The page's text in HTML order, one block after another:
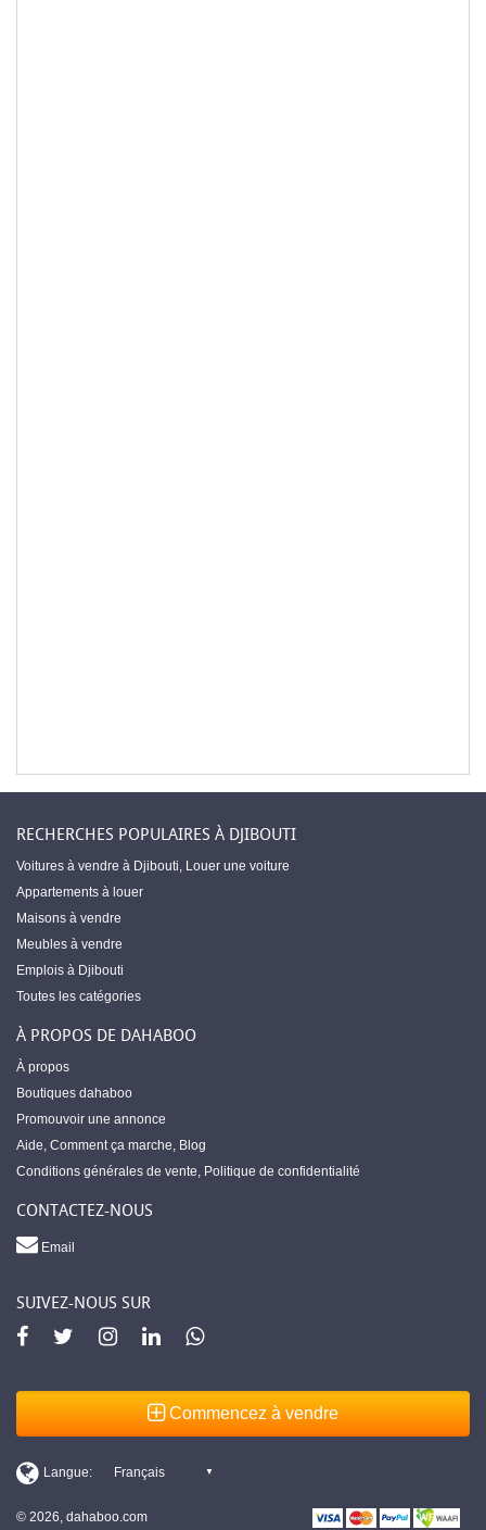
RECHERCHES POPULAIRES À DJIBOUTI
Voitures à vendre à Djibouti, Louer une voiture
Appartements à louer
Maisons à vendre
Meubles à vendre
Emplois à Djibouti
Toutes les catégories
À PROPOS DE DAHABOO
À propos
Boutiques dahaboo
Promouvoir une annonce
Aide, Comment ça marche, Blog
Conditions générales de vente, Politique de confidentialité
CONTACTEZ-NOUS
Email
SUIVEZ-NOUS SUR
Commencez à vendre
© 2026, dahaboo.com